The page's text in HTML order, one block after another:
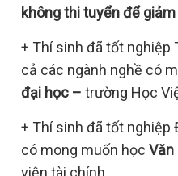
không thi tuyển để
+ Thí sinh đã tốt nghiệp
cả các ngành nghề có
đại học –trường Học
+ Thí sinh đã tốt nghiệp
có mong muốn họcVăn